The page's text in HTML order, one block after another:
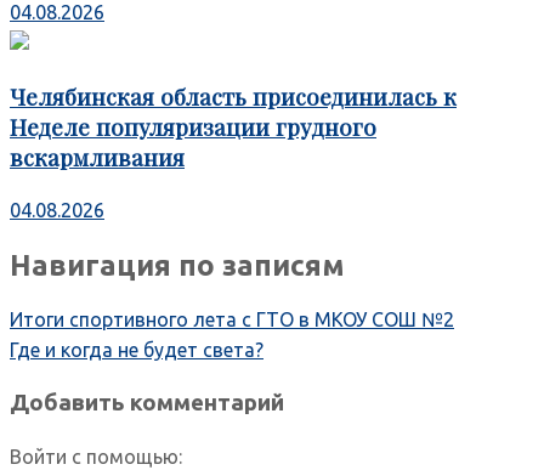
04.08.2026
Челябинская область присоединилась к
Неделе популяризации грудного
вскармливания
04.08.2026
Навигация по записям
Итоги спортивного лета с ГТО в МКОУ СОШ №2
Где и когда не будет света?
Добавить комментарий
Войти с помощью: